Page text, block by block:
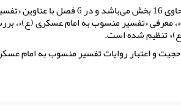
کتاب«بررسی صحت و اعتبار روایات تفسیر
معرفی «تفسیر منسوب به امام عسکری (ع)»،
تنظیم شده است.
حجیت و اعتبار روایات تفسیر منسوب به